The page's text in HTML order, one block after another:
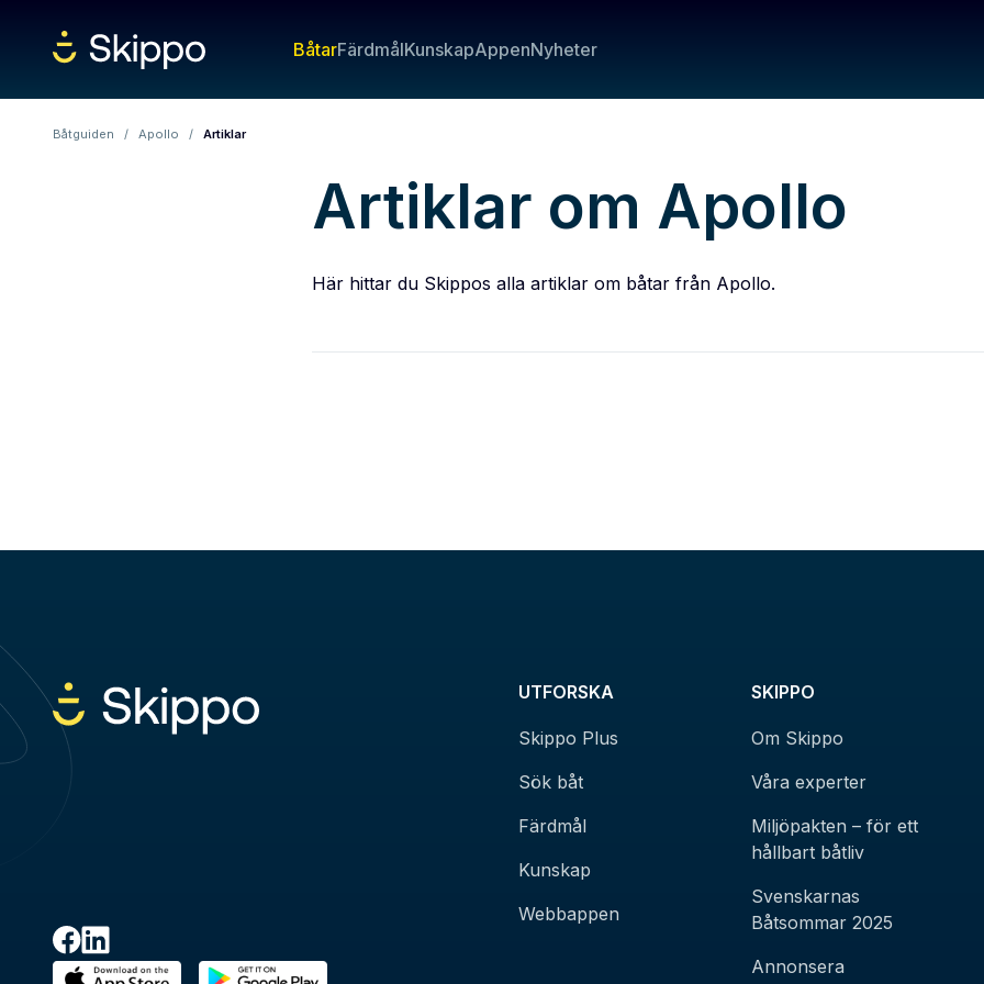
BåtarFärdmålKunskapAppenNyheter
Båtguiden / Apollo / Artiklar
Artiklar om Apollo
Här hittar du Skippos alla artiklar om båtar från Apollo.
UTFORSKA
Skippo Plus
Sök båt
Färdmål
Kunskap
Webbappen
SKIPPO
Om Skippo
Våra experter
Miljöpakten – för ett
hållbart båtliv
Svenskarnas
Båtsommar 2025
Annonsera